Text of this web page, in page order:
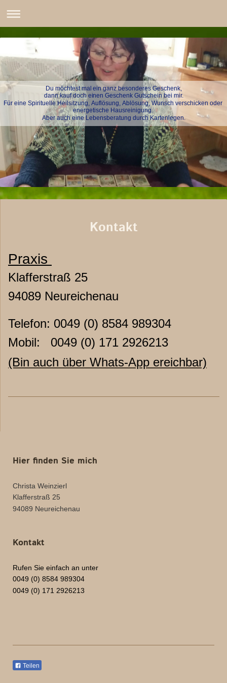
Du möchtest mal ein ganz besonderes Geschenk,
dann kauf doch einen Geschenk Gutschein bei mir.
Für eine Spirituelle Heilsitzung, Auflösung, Ablösung, Wunsch verschicken oder
energetische Hausreinigung.
Aber auch eine Lebensberatung durch Kartenlegen.
Kontakt
Praxis
Klafferstraß 25
94089 Neureichenau
Telefon: 0049 (0) 8584 989304
Mobil: 0049 (0) 171 2926213
(Bin auch über Whats-App ereichbar)
Hier finden Sie mich
Christa Weinzierl
Klafferstraß 25
94089 Neureichenau
Kontakt
Rufen Sie einfach an unter
0049 (0) 8584 989304
0049 (0) 171 2926213
Teilen